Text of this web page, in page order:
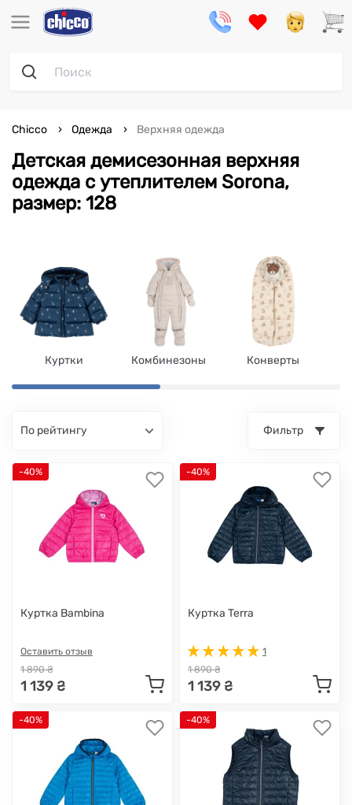
Детская демисезонная верхняя
одежда с утеплителем Sorona,
размер: 128
Chicco Одежда Верхняя одежда
Куртки Комбинезоны Конверты
по рейтингу Фильтр
-40%
Куртка Bambina
Оставить отзыв
1 890 ₴
1 139 ₴
-40%
Куртка Terra
1
1 890 ₴
1 139 ₴
-40% -40%